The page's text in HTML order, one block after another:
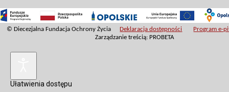
© Diecezjalna Fundacja Ochrony Życia Deklaracja dostępności
Program e-
Zarządzanie treścią: PROBETA
Ułatwienia dostępu